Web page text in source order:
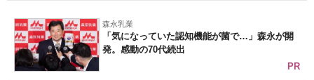
森永乳業
「気になっていた認知機能が菌で…」森永が開
発。感動の70代続出
PR